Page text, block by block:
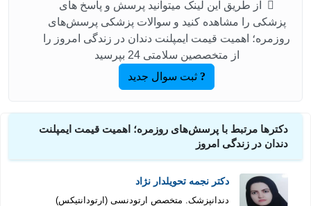
از طریق این لینک میتوانید پرسش و پاسخ های
پزشکی را مشاهده کنید و سوالات پزشکی پرسش‌های
روزمره؛ اهمیت قیمت ایمپلنت دندان در زندگی امروز را
از متخصصین سلامتی 24 بپرسید
ثبت سوال جدید
دکترها مرتبط با پرسش‌های روزمره؛ اهمیت قیمت ایمپلنت
دندان در زندگی امروز
دکتر نجمه تحویلدار نژاد
دندانپزشک. متخصص ارتودنسی (ارتودانتیکس)